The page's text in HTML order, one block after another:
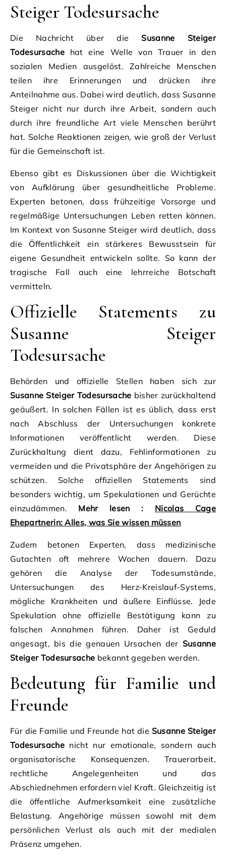
Steiger Todesursache
Die Nachricht über dieSusanne Steiger
Todesursachehat eine Welle von Trauer in den
sozialen Medien ausgelöst. Zahlreiche Menschen
teilen ihre Erinnerungen und drücken ihre
Anteilnahme aus. Dabei wird deutlich, dass Susanne
Steiger nicht nur durch ihre Arbeit, sondern auch
durch ihre freundliche Art viele Menschen berührt
hat. Solche Reaktionen zeigen, wie groß der Verlust
für die Gemeinschaft ist.
Ebenso gibt es Diskussionen über die Wichtigkeit
von Aufklärung über gesundheitliche Probleme.
Experten betonen, dass frühzeitige Vorsorge und
regelmäßige Untersuchungen Leben retten können.
Im Kontext von Susanne Steiger wird deutlich, dass
die Öffentlichkeit ein stärkeres Bewusstsein für
eigene Gesundheit entwickeln sollte. So kann der
tragische Fall auch eine lehrreiche Botschaft
vermitteln.
Offizielle Statements zu
Susanne Steiger
Todesursache
Behörden und offizielle Stellen haben sich zur
Susanne Steiger Todesursache bisher zurückhaltend
geäußert. In solchen Fällen ist es üblich, dass erst
nach Abschluss der Untersuchungen konkrete
Informationen veröffentlicht werden. Diese
Zurückhaltung dient dazu, Fehlinformationen zu
vermeiden und die Privatsphäre der Angehörigen zu
schützen. Solche offiziellen Statements sind
besonders wichtig, um Spekulationen und Gerüchte
einzudämmen. Mehr lesen : Nicolas Cage
Ehepartnerin: Alles, was Sie wissen müssen
Zudem betonen Experten, dass medizinische
Gutachten oft mehrere Wochen dauern. Dazu
gehören die Analyse der Todesumstände,
Untersuchungen des Herz-Kreislauf-Systems,
mögliche Krankheiten und äußere Einflüsse. Jede
Spekulation ohne offizielle Bestätigung kann zu
falschen Annahmen führen. Daher ist Geduld
angesagt, bis die genauen Ursachen der Susanne
Steiger Todesursache bekannt gegeben werden.
Bedeutung für Familie und
Freunde
Für die Familie und Freunde hat die Susanne Steiger
Todesursachenicht nur emotionale, sondern auch
organisatorische Konsequenzen. Trauerarbeit,
rechtliche Angelegenheiten und das
Abschiednehmen erfordern viel Kraft. Gleichzeitig ist
die öffentliche Aufmerksamkeit eine zusätzliche
Belastung. Angehörige müssen sowohl mit dem
persönlichen Verlust als auch mit der medialen
Präsenz umgehen.